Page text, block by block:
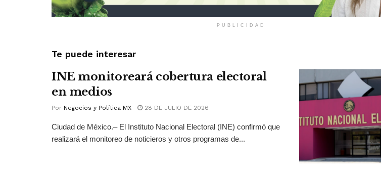
PUBLICIDAD
Te puede interesar
INE monitoreará cobertura electoral
en medios
Por Negocios y Política MX 28 DE JULIO DE 2026
Ciudad de México.– El Instituto Nacional Electoral (INE) confirmó que
realizará el monitoreo de noticieros y otros programas de...